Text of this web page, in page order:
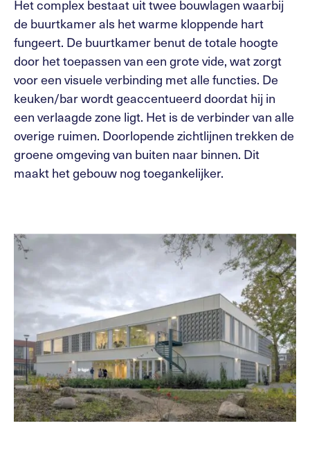
Het complex bestaat uit twee bouwlagen waarbij
de buurtkamer als het warme kloppende hart
fungeert. De buurtkamer benut de totale hoogte
door het toepassen van een grote vide, wat zorgt
voor een visuele verbinding met alle functies. De
keuken/bar wordt geaccentueerd doordat hij in
een verlaagde zone ligt. Het is de verbinder van alle
overige ruimen. Doorlopende zichtlijnen trekken de
groene omgeving van buiten naar binnen. Dit
maakt het gebouw nog toegankelijker.